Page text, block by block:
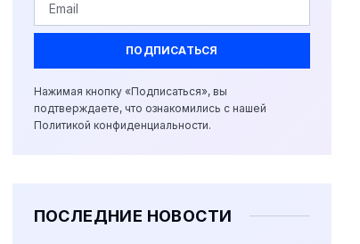
ПОДПИСАТЬСЯ
Нажимая кнопку «Подписаться», вы
подтверждаете, что ознакомились с нашей
Политикой конфиденциальности.
ПОСЛЕДНИЕ НОВОСТИ